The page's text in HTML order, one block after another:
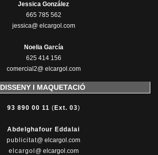
Jessica González
665 785 562
jessica@ elcargol.com
Noelia García
625 414 156
comercial2@ elcargol.com
DISSENY I MAQUETACIÓ
93 890 00 11 ( Ext. 03)
Abdelghafour Eddalai
publicitat@ elcargol.com
elcargol @ elcargol.com